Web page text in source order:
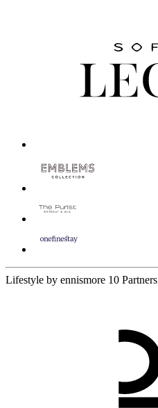
Lifestyle by ennismore 10 Partners